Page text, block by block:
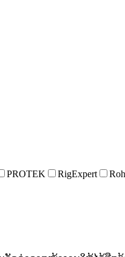
PROTEK RigExpert